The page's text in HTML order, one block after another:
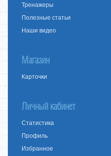
Тренажеры
Полезные статьи
Наши видео
Магазин
Карточки
Личный кабинет
Статистика
Профиль
Избранное